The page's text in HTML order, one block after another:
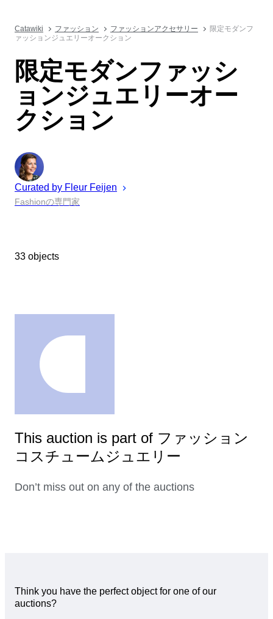
Catawiki ファッション ファッションアクセサリー
限定モダンフ
ァッションジュエリーオークション
限定モダンファッシ
ョンジュエリーオー
クション
Curated by Fleur Feijen
Fashionの専門家
33 objects
This auction is part of ファッション
コスチュームジュエリー
Don’t miss out on any of the auctions
Think you have the perfect object for one of our
auctions?